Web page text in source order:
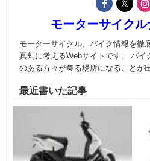
モーターサイク
モーターサイクル、バイク情報を徹
真剣に考えるWebサイトです。 バ
のある方々が集る場所になることが
最近書いた記事